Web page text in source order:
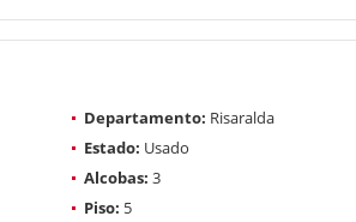
Departamento: Risaralda
Estado: Usado
Alcobas: 3
Piso: 5